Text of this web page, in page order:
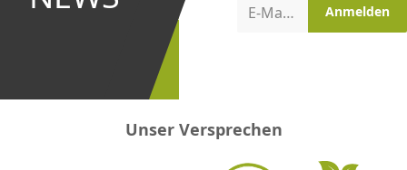
Aktionen
E-Mail-Adresse Anmelden
Unser Versprechen